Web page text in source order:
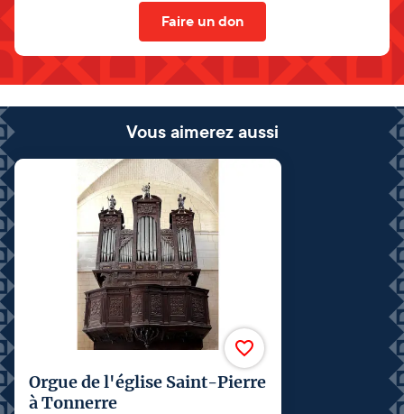
Faire un don
Vous aimerez aussi
Orgue de l'église Saint-Pierre
à Tonnerre